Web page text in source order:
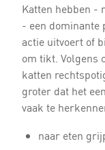
Katten hebben -
- een dominante
actie uitvoert of
om tikt. Volgens
katten
groter dat het
vaak te
naar eten